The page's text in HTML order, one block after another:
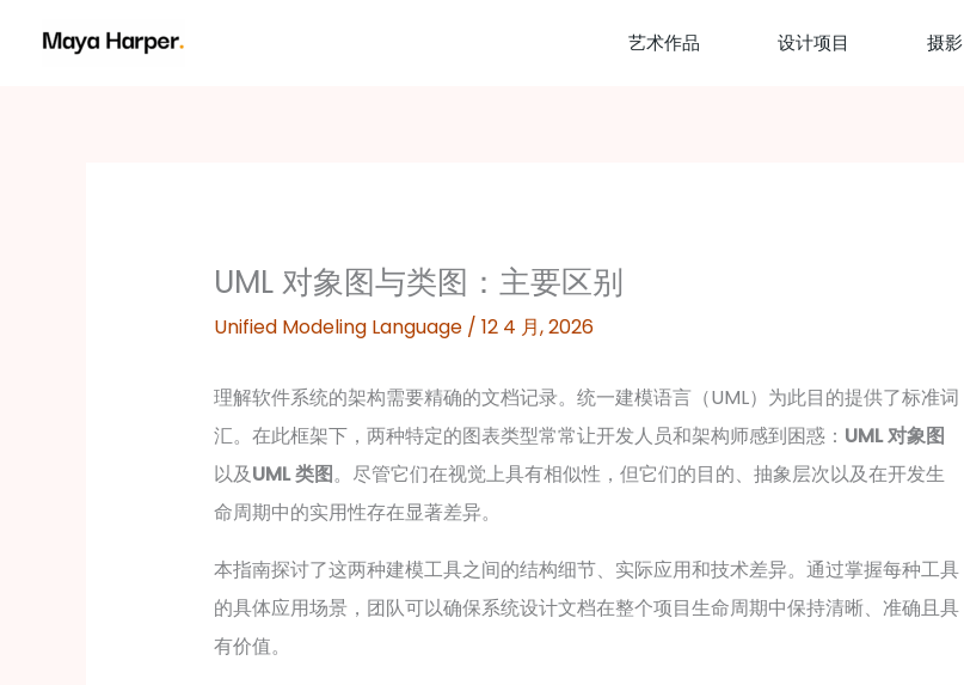
艺术作品 设计项目 摄影
UML 对象图与类图：主要区别
Unified Modeling Language/ 12 4 月, 2026
理解软件系统的架构需要精确的文档记录。统一建模语言（UML）为此目的提供了标准词
汇。在此框架下，两种特定的图表类型常常让开发人员和架构师感到困惑： UML 对象图
以及UML 类图。尽管它们在视觉上具有相似性，但它们的目的、抽象层次以及在开发生
命周期中的实用性存在显著差异。
本指南探讨了这两种建模工具之间的结构细节、实际应用和技术差异。通过掌握每种工具
的具体应用场景，团队可以确保系统设计文档在整个项目生命周期中保持清晰、准确且具
有价值。